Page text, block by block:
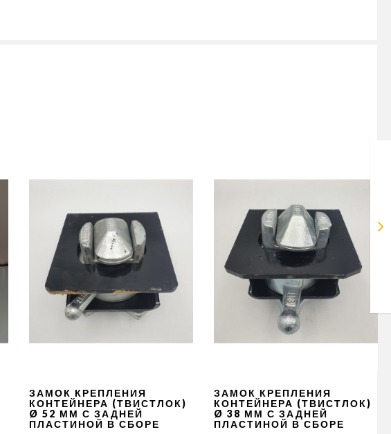
ЗАМОК КРЕПЛЕНИЯ
КОНТЕЙНЕРА (ТВИСТЛОК)
Ø 52 ММ С ЗАДНЕЙ
ПЛАСТИНОЙ В СБОРЕ
ЗАМОК КРЕПЛЕНИЯ
КОНТЕЙНЕРА (ТВИСТЛОК)
Ø 38 ММ С ЗАДНЕЙ
ПЛАСТИНОЙ В СБОРЕ